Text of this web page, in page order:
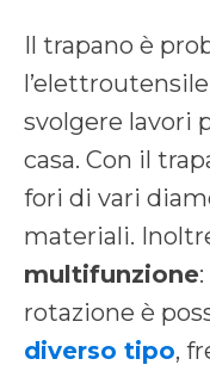
Il trapano è
svolgere lavori
casa. Con il
fori di vari
materiali.
multifunzione
rotazione è
diverso tipo,